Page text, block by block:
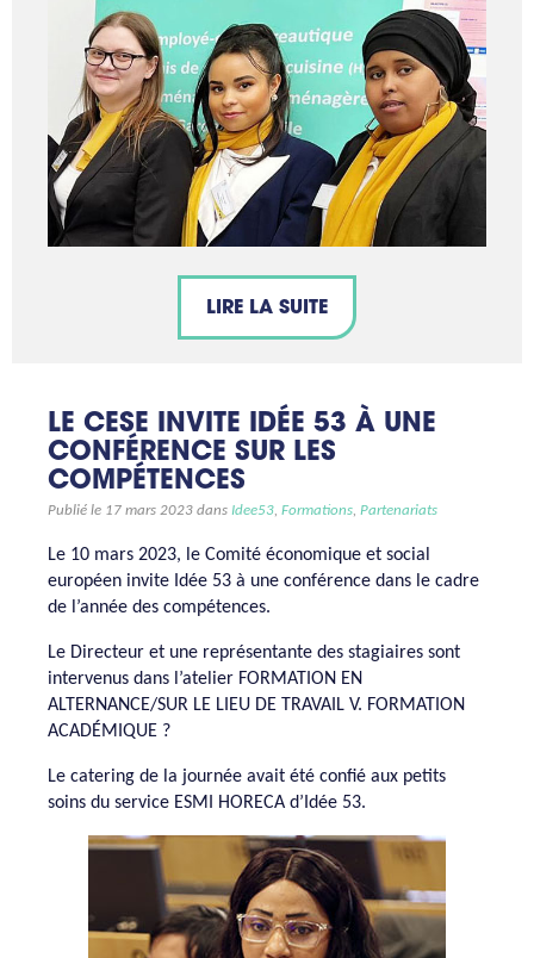
LIRE LA SUITE
LE CESE INVITE IDÉE 53 À UNE
CONFÉRENCE SUR LES
COMPÉTENCES
Publié le 17 mars 2023 dans Idee53, Formations, Partenariats
Le 10 mars 2023, le Comité économique et social
européen invite Idée 53 à une conférence dans le cadre
de l’année des compétences.
Le Directeur et une représentante des stagiaires sont
intervenus dans l’atelier FORMATION EN
ALTERNANCE/SUR LE LIEU DE TRAVAIL V. FORMATION
ACADÉMIQUE ?
Le catering de la journée avait été confié aux petits
soins du service ESMI HORECA d’Idée 53.